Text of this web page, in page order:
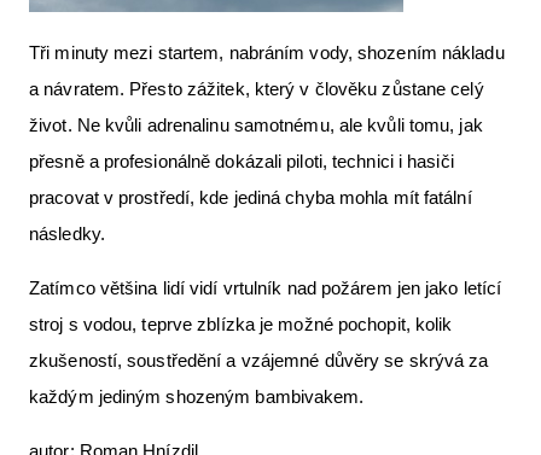
Tři minuty mezi startem, nabráním vody, shozením nákladu
a návratem. Přesto zážitek, který v člověku zůstane celý
život. Ne kvůli adrenalinu samotnému, ale kvůli tomu, jak
přesně a profesionálně dokázali piloti, technici i hasiči
pracovat v prostředí, kde jediná chyba mohla mít fatální
následky.
Zatímco většina lidí vidí vrtulník nad požárem jen jako letící
stroj s vodou, teprve zblízka je možné pochopit, kolik
zkušeností, soustředění a vzájemné důvěry se skrývá za
každým jediným shozeným bambivakem.